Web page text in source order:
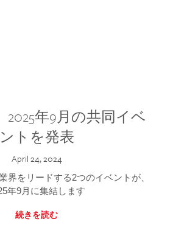
2025年9月の共同イベ
ントを発表
April 24, 2024
界をリードする2つのイベントが、
年9月に集結します
続きを読む